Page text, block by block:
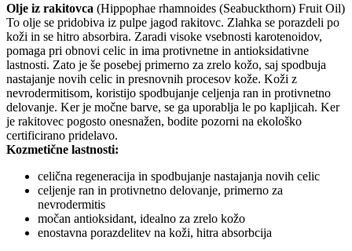
Olje iz rakitovca (Hippophae rhamnoides (Seabuckthorn) Fruit Oil)
To olje se pridobiva iz pulpe jagod rakitovc. Zlahka se porazdeli po
koži in se hitro absorbira. Zaradi visoke vsebnosti karotenoidov,
pomaga pri obnovi celic in ima protivnetne in antioksidativne
lastnosti. Zato je še posebej primerno za zrelo kožo, saj spodbuja
nastajanje novih celic in presnovnih procesov kože. Koži z
nevrodermitisom, koristijo spodbujanje celjenja ran in protivnetno
delovanje. Ker je močne barve, se ga uporablja le po kapljicah. Ker
je rakitovec pogosto onesnažen, bodite pozorni na ekološko
certificirano pridelavo.
Kozmetične lastnosti:
celična regeneracija in spodbujanje nastajanja novih celic
celjenje ran in protivnetno delovanje, primerno za
nevrodermitis
močan antioksidant, idealno za zrelo kožo
enostavna porazdelitev na koži, hitra absorbcija